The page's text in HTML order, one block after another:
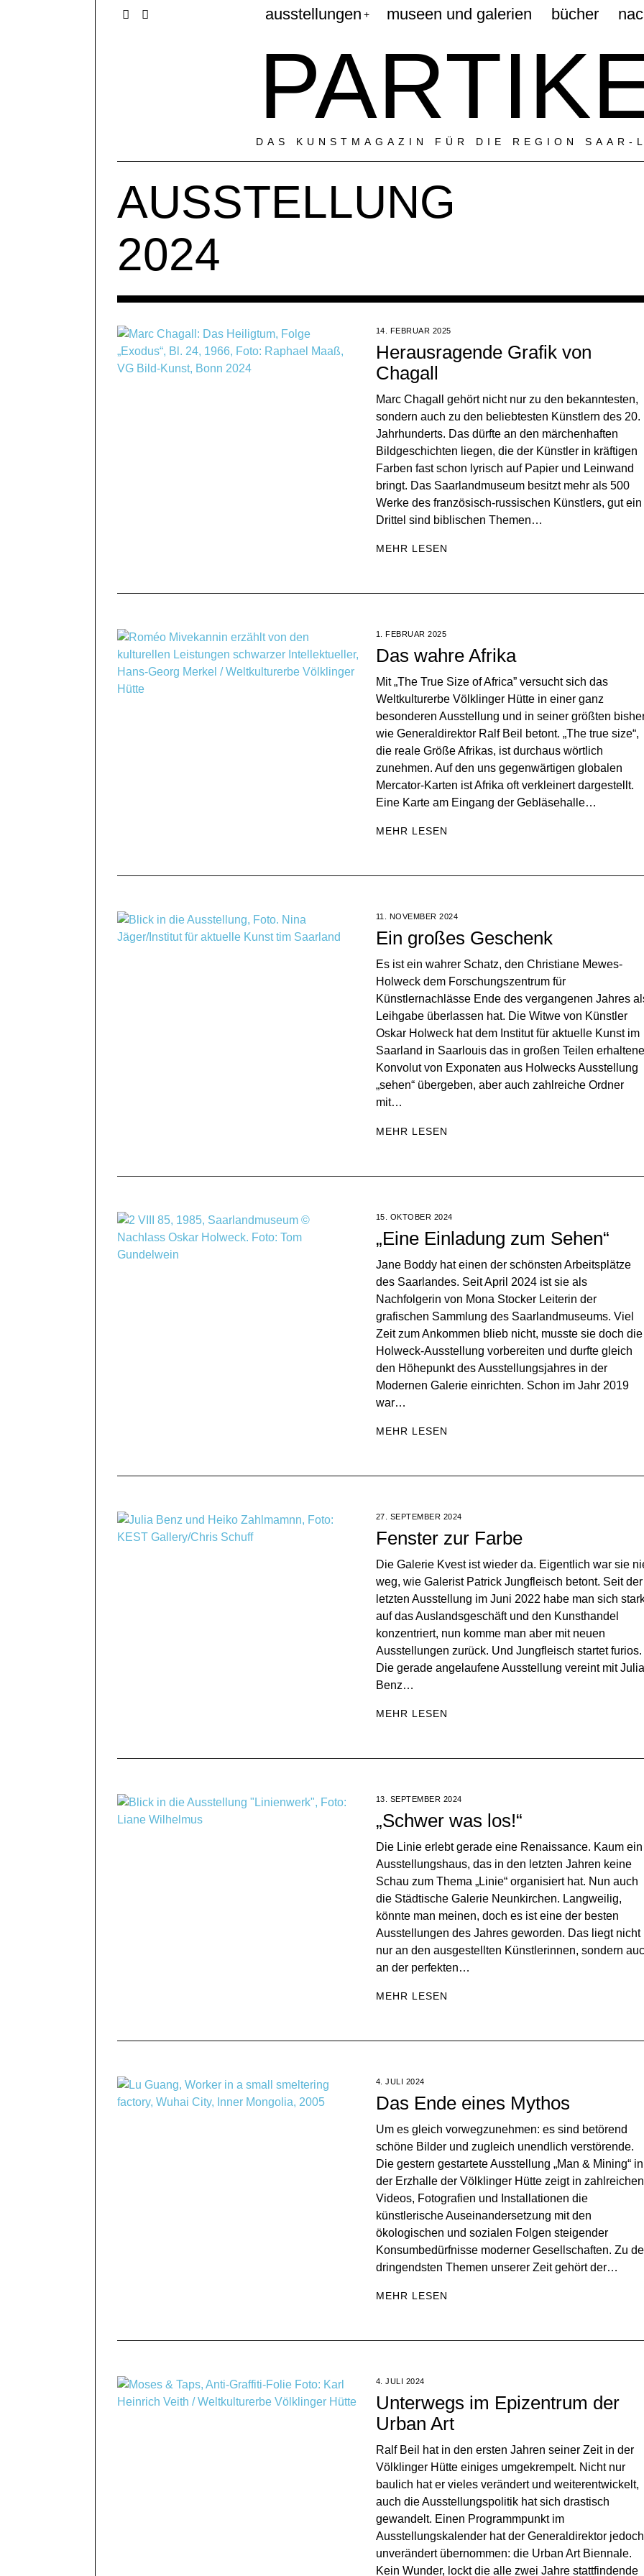
ausstellungen museen und galerien bücher
DAS KUNSTMAGAZIN FÜR DIE REGION SAAR-
AUSSTELLUNG
2024
14. FEBRUAR 2025
Herausragende Grafik von
Chagall
Marc Chagall gehört nicht nur zu den bekanntesten,
sondern auch zu den beliebtesten Künstlern des 20.
Jahrhunderts. Das dürfte an den märchenhaften
Bildgeschichten liegen, die der Künstler in kräftigen
Farben fast schon lyrisch auf Papier und Leinwand
bringt. Das Saarlandmuseum besitzt mehr als 500
Werke des französisch-russischen Künstlers, gut ein
Drittel sind biblischen Themen…
MEHR LESEN
1. FEBRUAR 2025
Das wahre Afrika
Mit „The True Size of Africa” versucht sich das
Weltkulturerbe Völklinger Hütte in einer ganz
besonderen Ausstellung und in seiner größten
wie Generaldirektor Ralf Beil betont. „The true size“,
die reale Größe Afrikas, ist durchaus wörtlich
zunehmen. Auf den uns gegenwärtigen globalen
Mercator-Karten ist Afrika oft verkleinert dargestellt.
Eine Karte am Eingang der Gebläsehalle…
MEHR LESEN
11. NOVEMBER 2024
Ein großes Geschenk
Es ist ein wahrer Schatz, den Christiane Mewes-
Holweck dem Forschungszentrum für
Künstlernachlässe Ende des vergangenen Jahres
Leihgabe überlassen hat. Die Witwe von Künstler
Oskar Holweck hat dem Institut für aktuelle Kunst im
Saarland in Saarlouis das in großen Teilen erhaltene
Konvolut von Exponaten aus Holwecks Ausstellung
„sehen“ übergeben, aber auch zahlreiche Ordner
mit…
MEHR LESEN
15. OKTOBER 2024
„Eine Einladung zum Sehen“
Jane Boddy hat einen der schönsten Arbeitsplätze
des Saarlandes. Seit April 2024 ist sie als
Nachfolgerin von Mona Stocker Leiterin der
grafischen Sammlung des Saarlandmuseums. Viel
Zeit zum Ankommen blieb nicht, musste sie doch die
Holweck-Ausstellung vorbereiten und durfte gleich
den Höhepunkt des Ausstellungsjahres in der
Modernen Galerie einrichten. Schon im Jahr 2019
war…
MEHR LESEN
27. SEPTEMBER 2024
Fenster zur Farbe
Die Galerie Kvest ist wieder da. Eigentlich war sie
weg, wie Galerist Patrick Jungfleisch betont. Seit der
letzten Ausstellung im Juni 2022 habe man sich
auf das Auslandsgeschäft und den Kunsthandel
konzentriert, nun komme man aber mit neuen
Ausstellungen zurück. Und Jungfleisch startet furios.
Die gerade angelaufene Ausstellung vereint mit Julia
Benz…
MEHR LESEN
13. SEPTEMBER 2024
„Schwer was los!“
Die Linie erlebt gerade eine Renaissance. Kaum ein
Ausstellungshaus, das in den letzten Jahren keine
Schau zum Thema „Linie“ organisiert hat. Nun auch
die Städtische Galerie Neunkirchen. Langweilig,
könnte man meinen, doch es ist eine der besten
Ausstellungen des Jahres geworden. Das liegt nicht
nur an den ausgestellten Künstlerinnen, sondern
an der perfekten…
MEHR LESEN
4. JULI 2024
Das Ende eines Mythos
Um es gleich vorwegzunehmen: es sind betörend
schöne Bilder und zugleich unendlich verstörende.
Die gestern gestartete Ausstellung „Man & Mining“ in
der Erzhalle der Völklinger Hütte zeigt in zahlreichen
Videos, Fotografien und Installationen die
künstlerische Auseinandersetzung mit den
ökologischen und sozialen Folgen steigender
Konsumbedürfnisse moderner Gesellschaften. Zu
dringendsten Themen unserer Zeit gehört der…
MEHR LESEN
4. JULI 2024
Unterwegs im Epizentrum der
Urban Art
Ralf Beil hat in den ersten Jahren seiner Zeit in der
Völklinger Hütte einiges umgekrempelt. Nicht nur
baulich hat er vieles verändert und weiterentwickelt,
auch die Ausstellungspolitik hat sich drastisch
gewandelt. Einen Programmpunkt im
Ausstellungskalender hat der Generaldirektor jedoch
unverändert übernommen: die Urban Art Biennale.
Kein Wunder, lockt die alle zwei Jahre stattfindende